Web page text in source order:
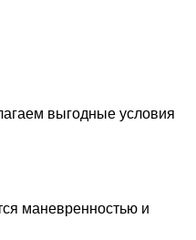
выгодные условия
маневренностью и